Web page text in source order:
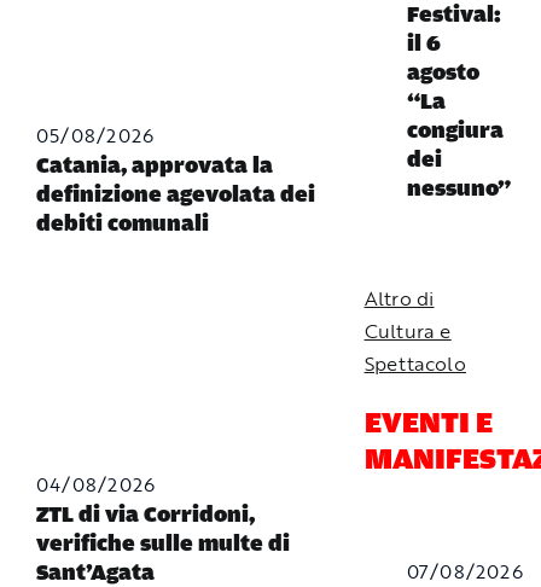
05/08/2026
Catania, approvata la
definizione agevolata dei
debiti comunali
04/08/2026
ZTL di via Corridoni,
verifiche sulle multe di
Sant’Agata
Festival:
il 6
agosto
“La
congiura
dei
nessuno”
Altro di
Cultura e
Spettacolo
EVENTI E
07/08/2026